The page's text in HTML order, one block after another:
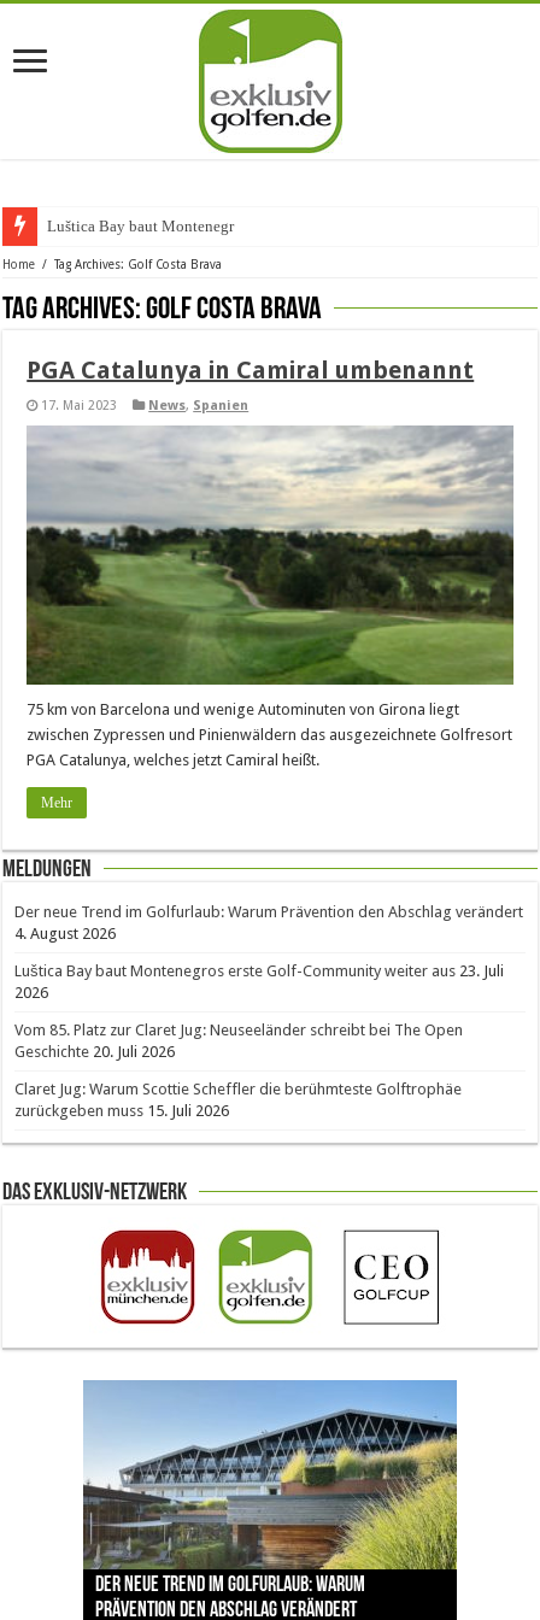
Luštica Bay baut Montenegros ers
Home / Tag Archives: Golf Costa Brava
Tag Archives:Golf Costa Brava
PGA Catalunya in Camiral umbenannt
17. Mai 2023 News, Spanien
75 km von Barcelona und wenige Autominuten von Girona liegt
zwischen Zypressen und Pinienwäldern das ausgezeichnete Golfresort
PGA Catalunya, welches jetzt Camiral heißt.
Mehr
Meldungen
Der neue Trend im Golfurlaub: Warum Prävention den Abschlag verändert
4. August 2026
Luštica Bay baut Montenegros erste Golf-Community weiter aus 23. Juli
2026
Vom 85. Platz zur Claret Jug: Neuseeländer schreibt bei The Open
Geschichte 20. Juli 2026
Claret Jug: Warum Scottie Scheffler die berühmteste Golftrophäe
zurückgeben muss 15. Juli 2026
Das Exklusiv-Netzwerk
Der neue Trend im Golfurlaub: Warum
Prävention den Abschlag verändert
Luštica Bay baut Montenegros erste Golf-
Community weiter aus
Vom 85. Platz zur Claret Jug: Neuseeländer
schreibt bei The Open Geschichte
Claret Jug: Warum Scottie Scheffler die
berühmteste Golftrophäe zurückgeben muss
The Open 2026 in Royal Birkdale: Warum der
traditionsreiche Linksplatz zu den größten
Herausforderungen im Golfsport zählt